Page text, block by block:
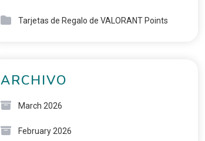
Tarjetas de Regalo de VALORANT Points
ARCHIVO
March 2026
February 2026